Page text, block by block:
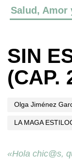
Salud, Amor
SIN
(CAP.
Olga Jiménez
LA MAGA
«Hola chic@s,